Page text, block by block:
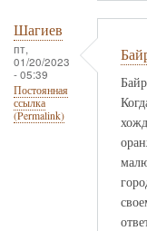
Шагиев
пт,
01/20/2023
- 05:39
Постоянная
ссылка
(Permalink)